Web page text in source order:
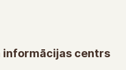
informācijas centrs